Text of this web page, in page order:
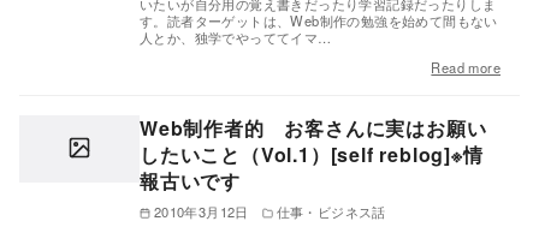
す。読者ターゲットは、Web制作の勉強を始めて間もない
人とか、独学でやっててイマ…
Read more
Web制作者的 お客さんに実はお願い
したいこと（Vol.1）[self reblog]※情
報古いです
2010年3月12日
仕事・ビジネス話